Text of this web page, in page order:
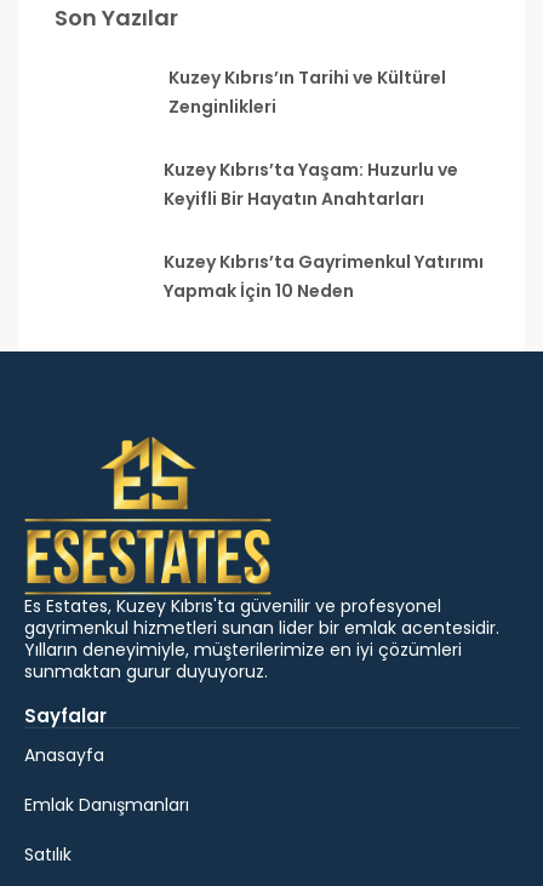
Son Yazılar
Kuzey Kıbrıs’ın Tarihi ve Kültürel
Zenginlikleri
Kuzey Kıbrıs’ta Yaşam: Huzurlu ve
Keyifli Bir Hayatın Anahtarları
Kuzey Kıbrıs’ta Gayrimenkul Yatırımı
Yapmak İçin 10 Neden
Es Estates, Kuzey Kıbrıs'ta güvenilir ve profesyonel
gayrimenkul hizmetleri sunan lider bir emlak acentesidir.
Yılların deneyimiyle, müşterilerimize en iyi çözümleri
sunmaktan gurur duyuyoruz.
Sayfalar
Anasayfa
Emlak Danışmanları
Satılık